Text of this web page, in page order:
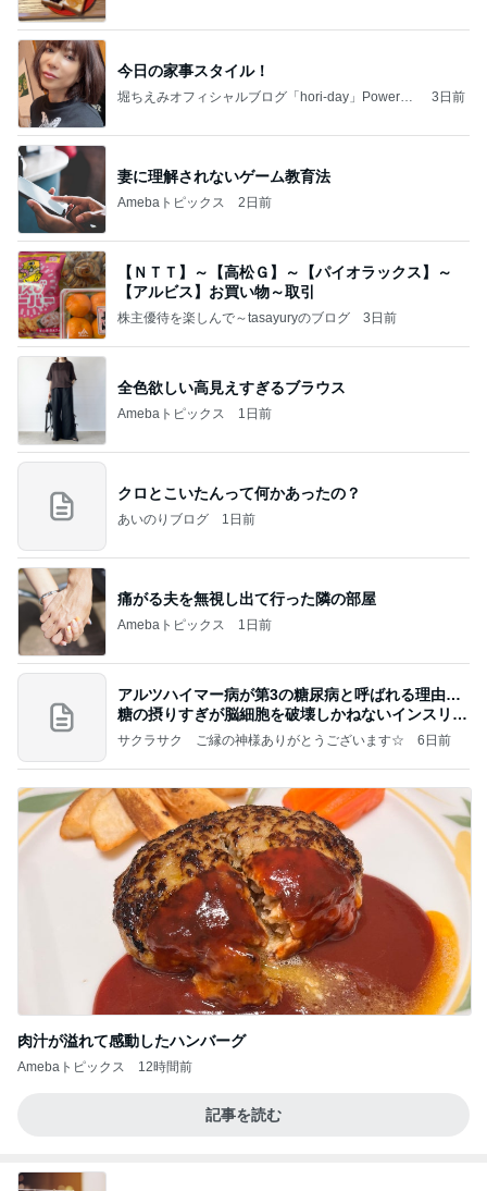
今日の家事スタイル！
堀ちえみオフィシャルブログ「hori-day」Powered
3日前
妻に理解されないゲーム教育法
Amebaトピックス 2日前
【ＮＴＴ】～【高松Ｇ】～【パイオラックス】～
【アルビス】お買い物～取引
株主優待を楽しんで～tasayuryのブログ 3日前
全色欲しい高見えすぎるブラウス
Amebaトピックス 1日前
クロとこいたんって何かあったの？
あいのりブログ 1日前
痛がる夫を無視し出て行った隣の部屋
Amebaトピックス 1日前
アルツハイマー病が第3の糖尿病と呼ばれる理由…
糖の摂りすぎが脳細胞を破壊しかねないインスリン
の恐
サクラサク ご縁の神様ありがとうございます☆ 6日前
肉汁が溢れて感動したハンバーグ
Amebaトピックス 12時間前
記事を読む